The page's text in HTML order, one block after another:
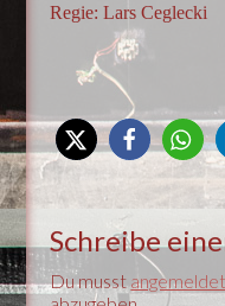
Regie: Lars Ceglecki
Schreibe
Du musst angemeldet